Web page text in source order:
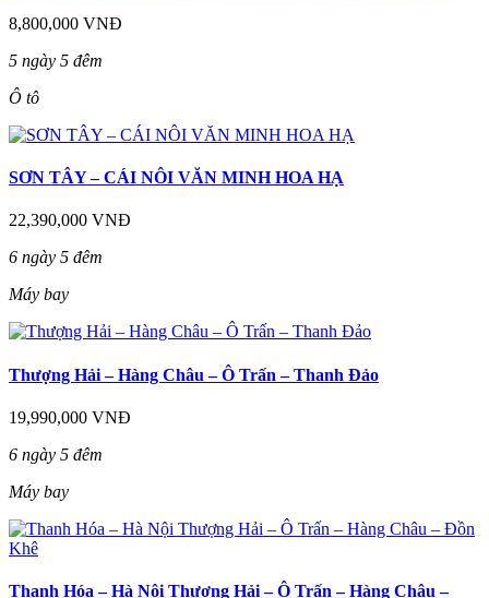
8,800,000 VNĐ
5 ngày 5 đêm
Ô tô
SƠN TÂY – CÁI NÔI VĂN MINH HOA HẠ
22,390,000 VNĐ
6 ngày 5 đêm
Máy bay
Thượng Hải – Hàng Châu – Ô Trấn – Thanh Đảo
19,990,000 VNĐ
6 ngày 5 đêm
Máy bay
Thanh Hóa – Hà Nội Thượng Hải – Ô Trấn – Hàng Châu –